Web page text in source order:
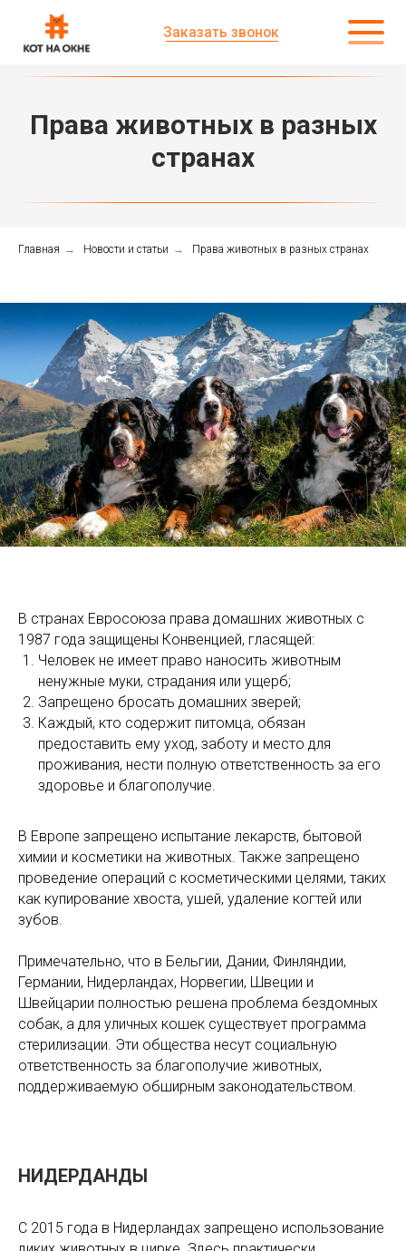
Заказать звонок
Права животных в разных
странах
Главная → Новости и статьи → Права животных в разных странах
В странах Евросоюза права домашних животных с
1987 года защищены Конвенцией, гласящей:
Человек не имеет право наносить животным
ненужные муки, страдания или ущерб;
Запрещено бросать домашних зверей;
Каждый, кто содержит питомца, обязан
предоставить ему уход, заботу и место для
проживания, нести полную ответственность за его
здоровье и благополучие.
В Европе запрещено испытание лекарств, бытовой
химии и косметики на животных. Также запрещено
проведение операций с косметическими целями, таких
как купирование хвоста, ушей, удаление когтей или
зубов.
Примечательно, что в Бельгии, Дании, Финляндии,
Германии, Нидерландах, Норвегии, Швеции и
Швейцарии полностью решена проблема бездомных
собак, а для уличных кошек существует программа
стерилизации. Эти общества несут социальную
ответственность за благополучие животных,
поддерживаемую обширным законодательством.
НИДЕРДАНДЫ
С 2015 года в Нидерландах запрещено использование